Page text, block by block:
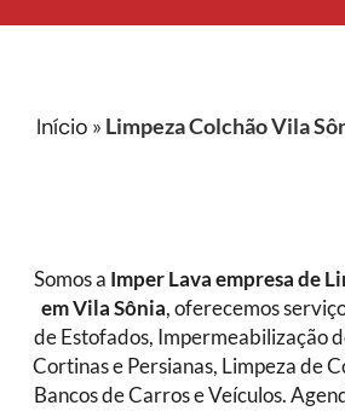
Início » Limpeza Colchão Vila
Somos a Imper Lava empresa de
em Vila Sônia, oferecemos
de Estofados, Impermeabilização
Cortinas e Persianas, Limpeza de
Bancos de Carros e Veículos.